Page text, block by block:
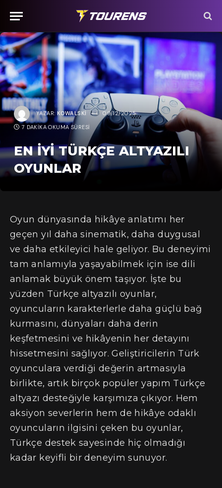
YAZAR: KOWALSKI 09/12/2025
7 DAKIKA OKUMA SÜRESI
EN İYI TÜRKÇE ALTYAZILI
OYUNLAR
Oyun dünyasında hikâye anlatımı her
geçen yıl daha sinematik, daha duygusal
ve daha etkileyici hale geliyor. Bu deneyimi
tam anlamıyla yaşayabilmek için ise dili
anlamak büyük önem taşıyor. İşte bu
yüzden Türkçe altyazılı oyunlar,
oyuncuların karakterlerle daha güçlü bağ
kurmasını, dünyaları daha derin
keşfetmesini ve hikâyenin her detayını
hissetmesini sağlıyor. Geliştiricilerin Türk
oyunculara verdiği değerin artmasıyla
birlikte, artık birçok popüler yapım Türkçe
altyazı desteğiyle karşımıza çıkıyor. Hem
aksiyon severlerin hem de hikâye odaklı
oyuncuların ilgisini çeken bu oyunlar,
Türkçe destek sayesinde hiç olmadığı
kadar keyifli bir deneyim sunuyor.